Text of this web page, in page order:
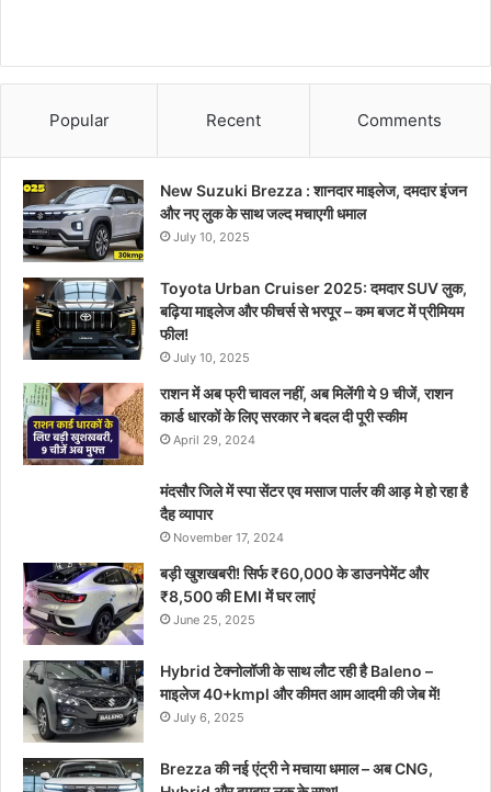
Popular Recent Comments
New Suzuki Brezza : शानदार माइलेज, दमदार इंजन
और नए लुक के साथ जल्द मचाएगी धमाल
July 10, 2025
Toyota Urban Cruiser 2025: दमदार SUV लुक,
बढ़िया माइलेज और फीचर्स से भरपूर – कम बजट में प्रीमियम
फील!
July 10, 2025
राशन में अब फ्री चावल नहीं, अब मिलेंगी ये 9 चीजें, राशन
कार्ड धारकों के लिए सरकार ने बदल दी पूरी स्कीम
April 29, 2024
मंदसौर जिले में स्पा सेंटर एव मसाज पार्लर की आड़ मे हो रहा है
दैह व्यापार
November 17, 2024
बड़ी खुशखबरी! सिर्फ ₹60,000 के डाउनपेमेंट और
₹8,500 की EMI में घर लाएं
June 25, 2025
Hybrid टेक्नोलॉजी के साथ लौट रही है Baleno –
माइलेज 40+kmpl और कीमत आम आदमी की जेब में!
July 6, 2025
Brezza की नई एंट्री ने मचाया धमाल – अब CNG,